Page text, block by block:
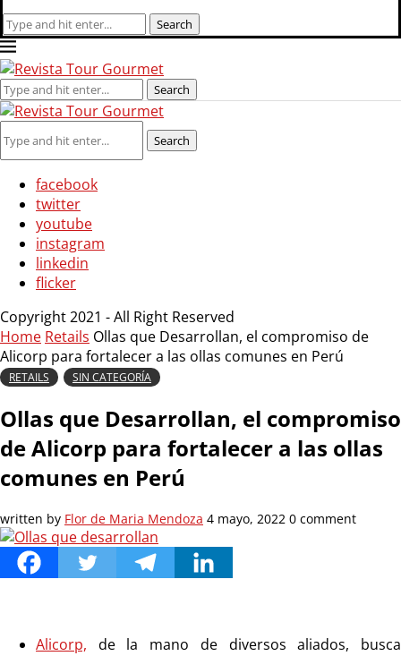
Search
facebook
twitter
youtube
instagram
linkedin
flicker
Copyright 2021 - All Right Reserved
Home Retails Ollas que Desarrollan, el compromiso de
Alicorp para fortalecer a las ollas comunes en Perú
RETAILS SIN CATEGORÍA
Ollas que Desarrollan, el compromiso
de Alicorp para fortalecer a las ollas
comunes en Perú
written by Flor de Maria Mendoza 4 mayo, 2022 0 comment
Alicorp, de la mano de diversos aliados, busca